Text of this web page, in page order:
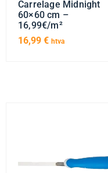
Carrelage Midnight
60×60 cm –
16,99€/m²
16,99 € htva